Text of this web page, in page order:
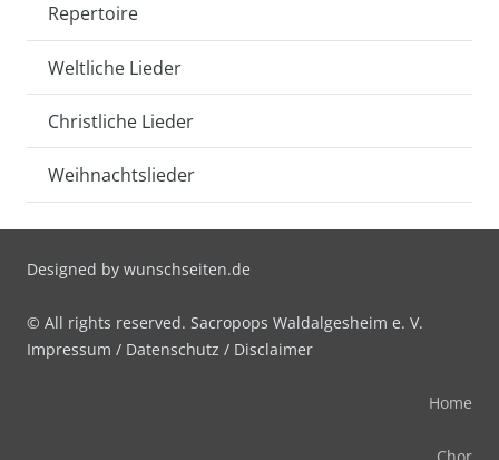
Repertoire
Weltliche Lieder
Christliche Lieder
Weihnachtslieder
Designed by wunschseiten.de
© All rights reserved. Sacropops Waldalgesheim e. V.
Impressum / Datenschutz / Disclaimer
Home
Chor